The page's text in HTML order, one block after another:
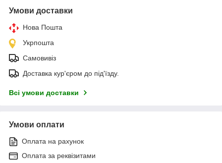
Умови доставки
Нова Пошта
Укрпошта
Самовивіз
Доставка кур'єром до під'їзду.
Всі умови доставки
Умови оплати
Оплата на рахунок
Оплата за реквізитами